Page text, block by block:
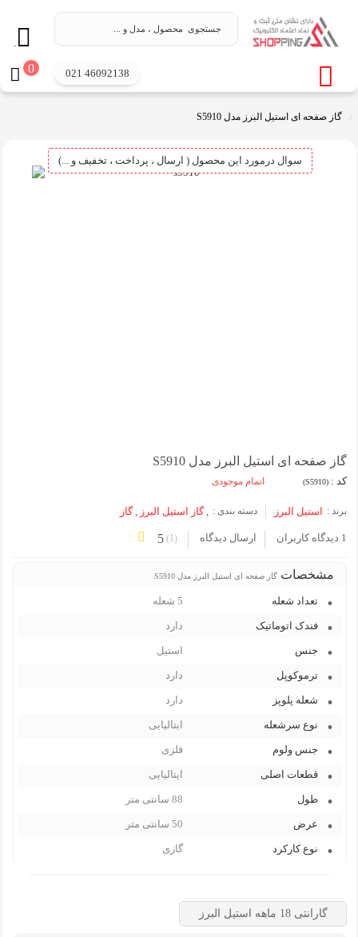
.
0 021 46092138
گاز صفحه ای استیل البرز مدل S5910
سوال درمورد این محصول ( ارسال ، پرداخت ، تخفیف و ...)
گاز صفحه ای استیل البرز مدل S5910
کد : (S5910) اتمام موجودی
برند : استیل البرز دسته بندی : ,گاز استیل البرز ,گاز
1 دیدگاه کاربران ارسال دیدگاه (
1
)
5
مشخصات گاز صفحه ای استیل البرز مدل S5910
تعداد شعله 5 شعله
فندک اتوماتیک دارد
جنس استیل
ترموکوپل دارد
شعله پلوپز دارد
نوع سرشعله ایتالیایی
جنس ولوم فلزی
قطعات اصلی ایتالیایی
طول 88 سانتی متر
عرض 50 سانتی متر
نوع کارکرد گازی
گارانتی 18 ماهه استیل البرز